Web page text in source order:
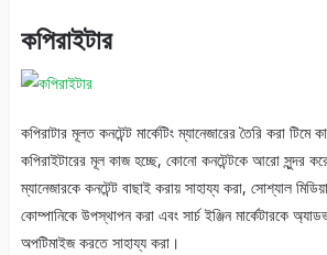
কপিরাইটার
কপিরাটার মূলত কনটেন্ট মার্কেটিং ম্যানেজারের তৈরি করা
কপিরাইটারের মূল কাজ হচ্ছে, কোনো কনটেন্টকে আরো সুন্দর
ম্যানেজারকে কনটেন্ট বাছাই করায় সাহায্য করা, সোশ্যাল
কোম্পানিকে উপস্থাপন করা এবং সার্চ ইঞ্জিন মার্কেটারকে
অপটিমাইজ করতে সাহায্য করা।